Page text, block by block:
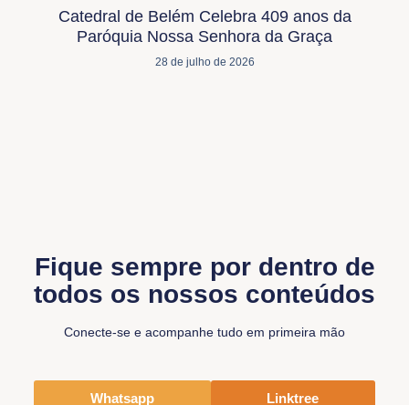
Catedral de Belém Celebra 409 anos da
Paróquia Nossa Senhora da Graça
28 de julho de 2026
Fique sempre por dentro de
todos os nossos conteúdos
Conecte-se e acompanhe tudo em primeira mão
Whatsapp Linktree